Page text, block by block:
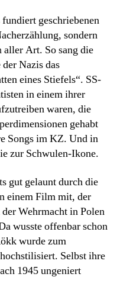
geschriebenen
sondern
aller Art. So sang die
Nazis das
eines Stiefels“. SS-
in einem ihrer
waren, die
gehabt
Songs im KZ. Und in
zur Schwulen-Ikone.
gut gelaunt durch die
einem Film mit, der
Wehrmacht in Polen
wusste offenbar schon
wurde zum
Selbst ihre
1945 ungeniert